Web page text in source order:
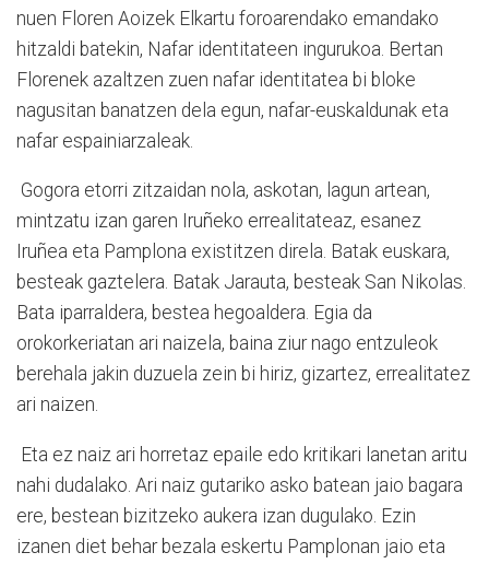
nuen Floren Aoizek Elkartu foroarendako emandako
hitzaldi batekin, Nafar identitateen ingurukoa. Bertan
Florenek azaltzen zuen nafar identitatea bi bloke
nagusitan banatzen dela egun, nafar-euskaldunak eta
nafar espainiarzaleak.
Gogora etorri zitzaidan nola, askotan, lagun artean,
mintzatu izan garen Iruñeko errealitateaz, esanez
Iruñea eta Pamplona existitzen direla. Batak euskara,
besteak gaztelera. Batak Jarauta, besteak San Nikolas.
Bata iparraldera, bestea hegoaldera. Egia da
orokorkeriatan ari naizela, baina ziur nago entzuleok
berehala jakin duzuela zein bi hiriz, gizartez, errealitatez
ari naizen.
Eta ez naiz ari horretaz epaile edo kritikari lanetan aritu
nahi dudalako. Ari naiz gutariko asko batean jaio bagara
ere, bestean bizitzeko aukera izan dugulako. Ezin
izanen diet behar bezala eskertu Pamplonan jaio eta